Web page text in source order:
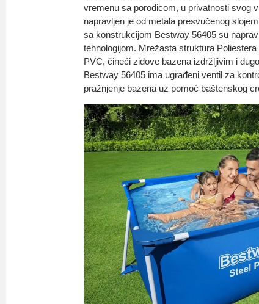
vremenu sa porodicom, u privatnosti svog
napravljen je od metala presvučenog
sa konstrukcijom Bestway 56405 su
tehnologijom. Mrežasta struktura
PVC, čineći zidove bazena izdržljivim i
Bestway 56405 ima ugrađeni ventil za
pražnjenje bazena uz pomoć baštenskog